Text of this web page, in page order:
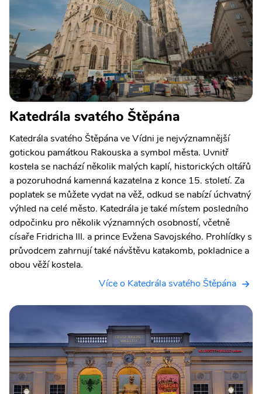
Katedrála svatého Štěpána
Katedrála svatého Štěpána ve Vídni je nejvýznamnější
gotickou památkou Rakouska a symbol města. Uvnitř
kostela se nachází několik malých kaplí, historických oltářů
a pozoruhodná kamenná kazatelna z konce 15. století. Za
poplatek se můžete vydat na věž, odkud se nabízí úchvatný
výhled na celé město. Katedrála je také místem posledního
odpočinku pro několik významných osobností, včetně
císaře Fridricha III. a prince Evžena Savojského. Prohlídky s
průvodcem zahrnují také návštěvu katakomb, pokladnice a
obou věží kostela.
Více o Katedrála svatého Štěpána